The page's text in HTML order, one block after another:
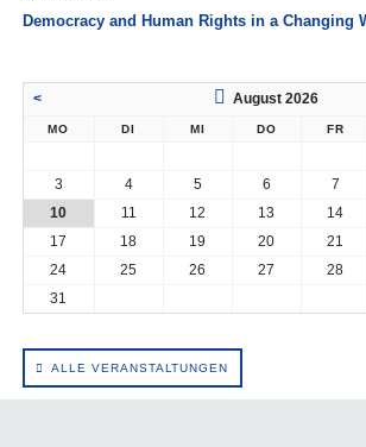
Democracy and Human Rights in a Changing
< August 2026
MO DI MI DO FR
3
4 5 6 7
10
11 12 13 14
17
18 19 20 21
24
25 26 27 28
31
ALLE VERANSTALTUNGEN